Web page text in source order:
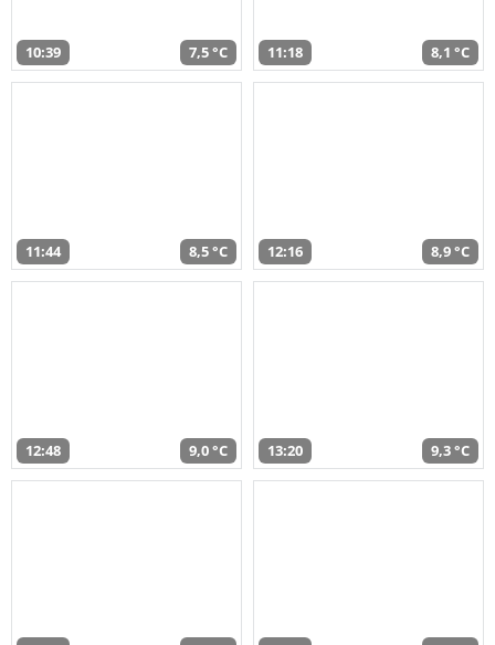
10:39 7,5 °C 11:18 8,1 °C
11:44 8,5 °C 12:16 8,9 °C
12:48 9,0 °C 13:20 9,3 °C